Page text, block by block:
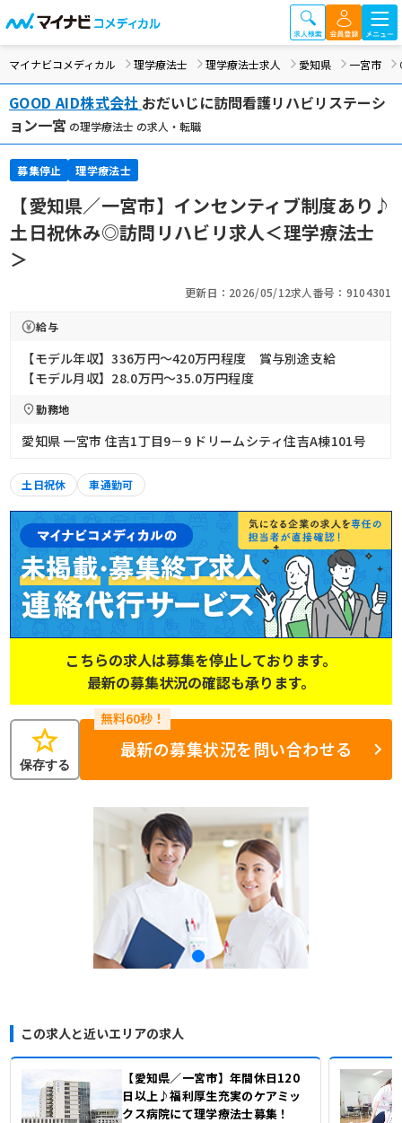
マイナビコメディカル 理学療法士 理学療法士求人 愛知県 一宮市
GOOD AID株式会社 おだいじに訪問看護リハビリステーシ
ョン一宮 の理学療法士 の求人・転職
募集停止 理学療法士
【愛知県／一宮市】インセンティブ制度あり♪
土日祝休み◎訪問リハビリ求人＜理学療法士
＞
更新日：2026/05/12求人番号：9104301
給与
【モデル年収】336万円〜420万円程度 賞与別途支給
【モデル月収】28.0万円〜35.0万円程度
勤務地
愛知県 一宮市 住吉1丁目9－9 ドリームシティ住吉A棟101号
土日祝休 車通勤可
こちらの求人は募集を停止しております。
最新の募集状況の確認も承ります。
star
保存する
最新の募集状況を問い合わせる
この求人と近いエリアの求人
【愛知県／一宮市】年間休日120
日以上♪福利厚生充実のケアミッ
クス病院にて理学療法士募集！